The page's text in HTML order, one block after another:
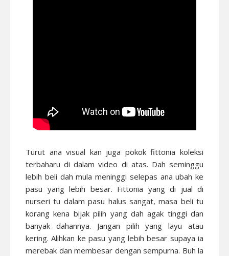
Turut ana visual kan juga pokok fittonia koleksi
terbaharu di dalam video di atas. Dah seminggu
lebih beli dah mula meninggi selepas ana ubah ke
pasu yang lebih besar. Fittonia yang di jual di
nurseri tu dalam pasu halus sangat, masa beli tu
korang kena bijak pilih yang dah agak tinggi dan
banyak dahannya. Jangan pilih yang layu atau
kering. Alihkan ke pasu yang lebih besar supaya ia
merebak dan membesar dengan sempurna. Buh la